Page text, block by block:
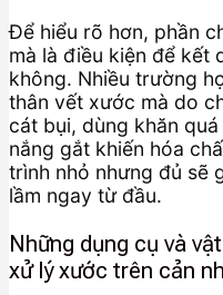
Để hiểu rõ hơn, phần
mà là điều kiện để kết
không. Nhiều trường
thân vết xước mà do
cát bụi, dùng khăn
nắng gắt khiến hóa
trình nhỏ nhưng đủ sẽ
lầm ngay từ đầu.
Những dụng cụ và
xử lý xước trên cản